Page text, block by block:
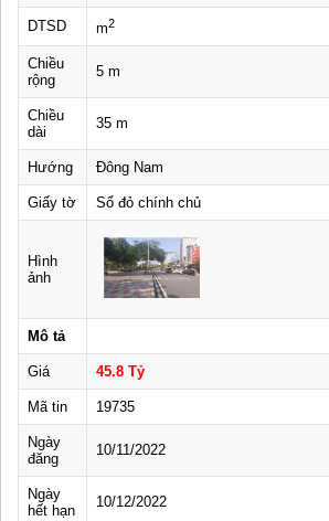
DTSD m2
Chiều
rộng
5 m
Chiều
dài
35 m
Hướng Đông Nam
Giấy tờ Sổ đỏ chính chủ
Hình
ảnh
Mô tả
Giá 45.8 Tỷ
Mã tin 19735
Ngày
đăng
10/11/2022
Ngày
hết hạn
10/12/2022